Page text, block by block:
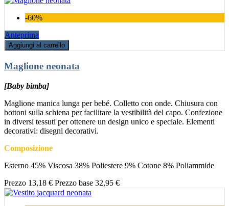
-60%
Anteprima
Aggiungi al carrello
Maglione neonata
[Baby bimba]
Maglione manica lunga per bebé. Colletto con onde. Chiusura con
bottoni sulla schiena per facilitare la vestibilità del capo. Confezione
in diversi tessuti per ottenere un design unico e speciale. Elementi
decorativi: disegni decorativi.
Composizione
Esterno 45% Viscosa 38% Poliestere 9% Cotone 8% Poliammide
Prezzo 13,18 € Prezzo base 32,95 €